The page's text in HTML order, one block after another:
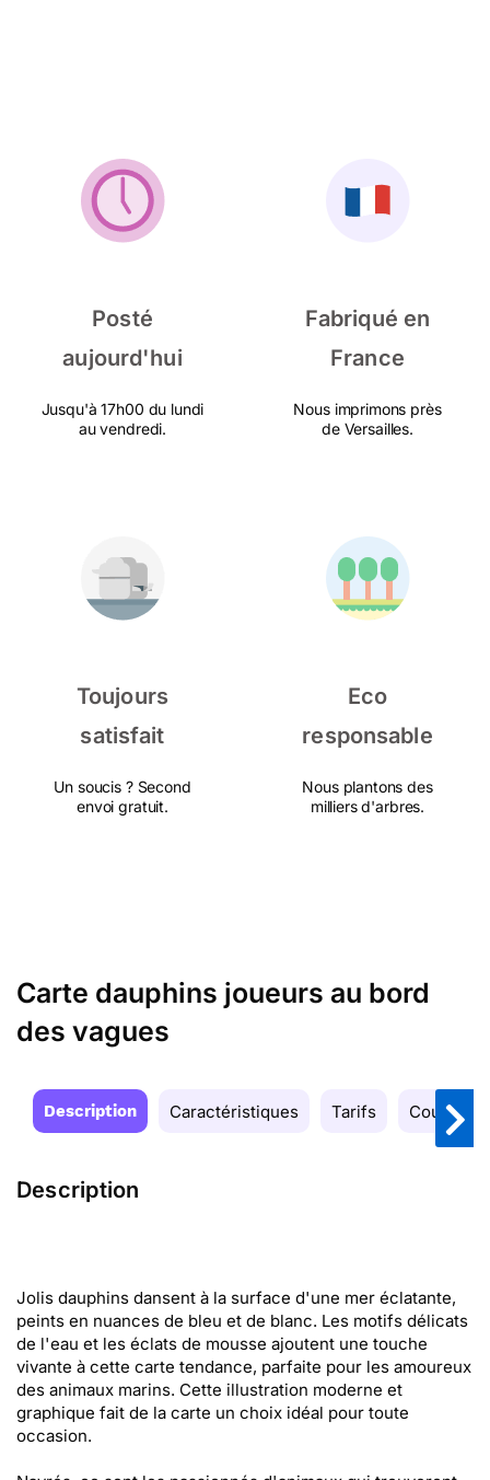
Posté
aujourd'hui
Jusqu'à 17h00 du lundi
au vendredi.
Fabriqué en
France
Nous imprimons près
de Versailles.
Toujours
satisfait
Un soucis ? Second
envoi gratuit.
Eco
responsable
Nous plantons des
milliers d'arbres.
Carte dauphins joueurs au bord
des vagues
Description Caractéristiques Tarifs Couleurs
Description
Jolis dauphins dansent à la surface d'une mer éclatante,
peints en nuances de bleu et de blanc. Les motifs délicats
de l'eau et les éclats de mousse ajoutent une touche
vivante à cette carte tendance, parfaite pour les amoureux
des animaux marins. Cette illustration moderne et
graphique fait de la carte un choix idéal pour toute
occasion.